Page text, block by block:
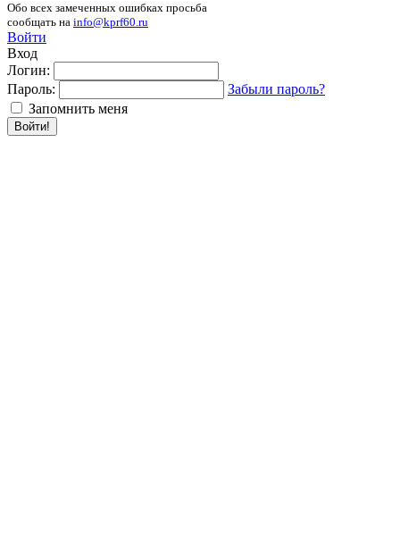
Обо всех замеченных ошибках просьба
сообщать на info@kprf60.ru
Войти
Вход
Логин:
Пароль:
Забыли пароль?
Запомнить меня